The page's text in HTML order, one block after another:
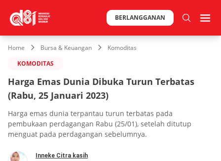
BERLANGGANAN
Home Bursa & Keuangan
Komoditas
KOMODITAS
Harga Emas Dunia Dibuka Turun Terbatas
(Rabu, 25 Januari 2023)
Harga emas dunia terpantau turun terbatas pada
pembukaan perdagangan Rabu (25/01), setelah ditutup
menguat pada perdagangan sebelumnya.
Inneke Citra kasih